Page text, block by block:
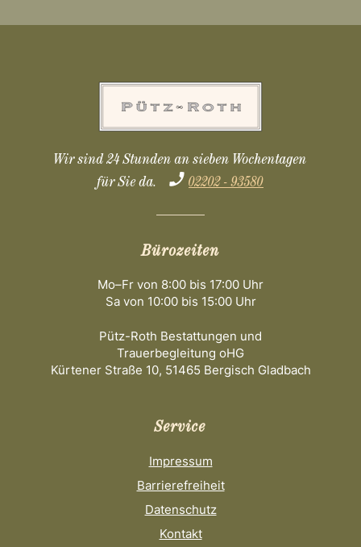
Wir sind 24 Stunden an sieben Wochentagen
für Sie da.
02202 - 93580
Bürozeiten
Mo–Fr von 8:00 bis 17:00 Uhr
Sa von 10:00 bis 15:00 Uhr
Pütz-Roth Bestattungen und
Trauerbegleitung oHG
Kürtener Straße 10, 51465 Bergisch Gladbach
Service
Impressum
Barrierefreiheit
Datenschutz
Kontakt